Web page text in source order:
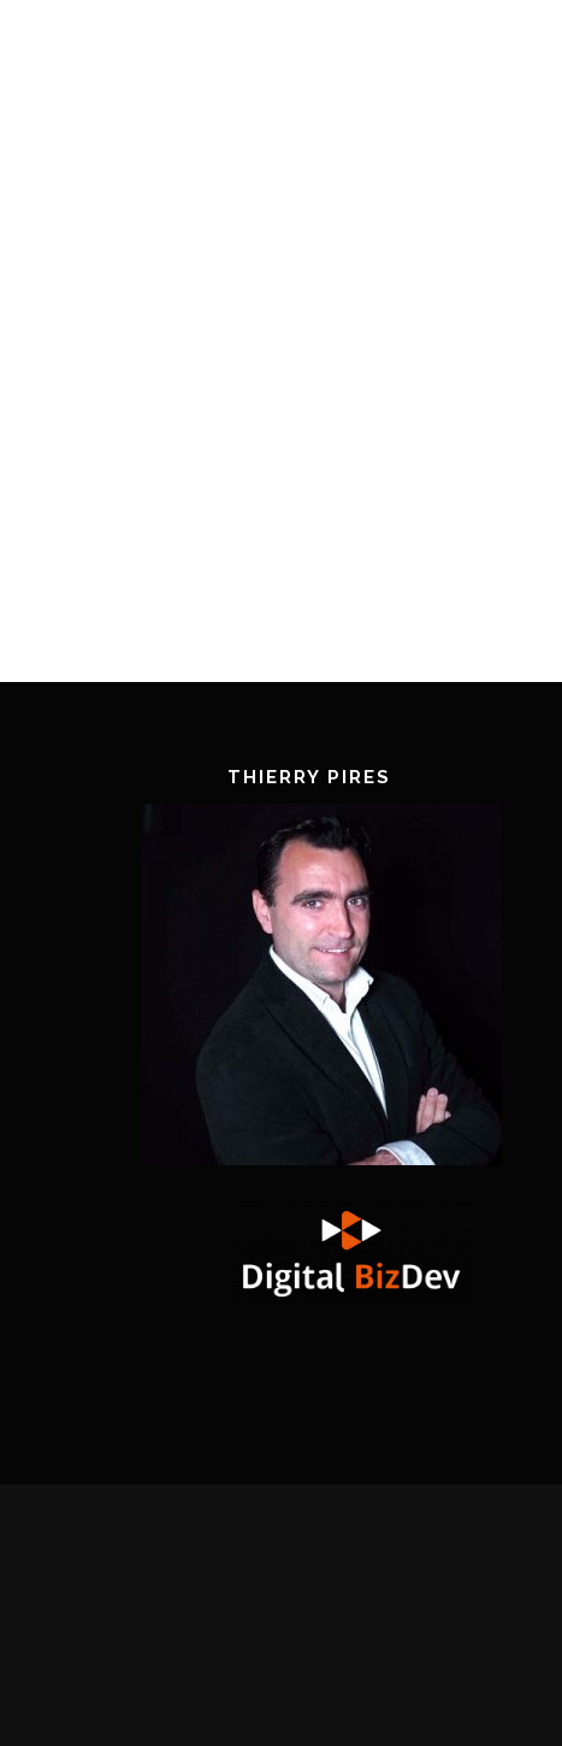
THIERRY PIRES